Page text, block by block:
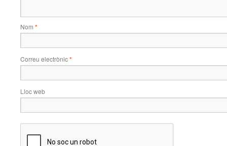
Nom *
Correu electrònic*
Lloc web